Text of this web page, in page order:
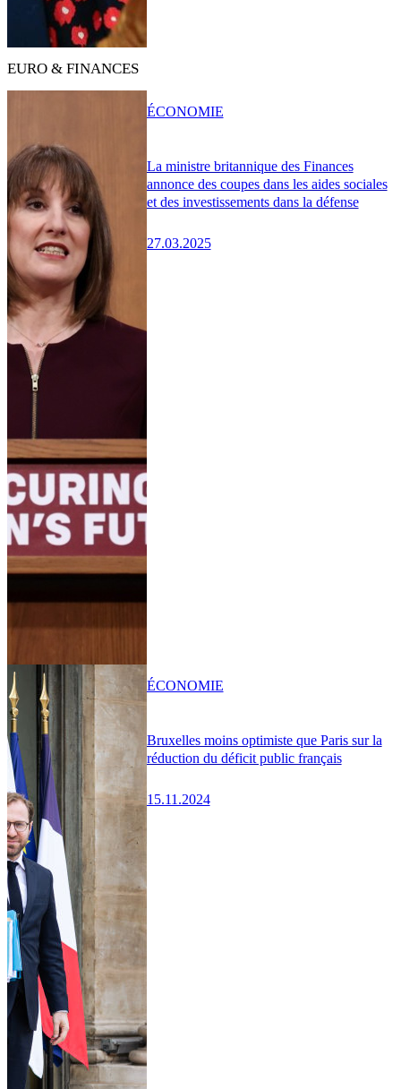
EURO & FINANCES
La ministre britannique des Finances
annonce des coupes dans les aides sociales
et des investissements dans la défense
27.03.2025
ÉCONOMIE
Bruxelles moins optimiste que Paris sur la
réduction du déficit public français
15.11.2024
ÉCONOMIE